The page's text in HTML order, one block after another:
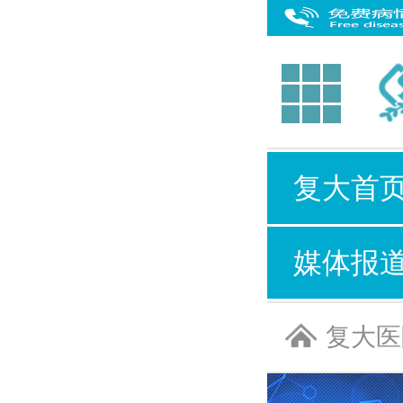
复大首
媒体报
复大